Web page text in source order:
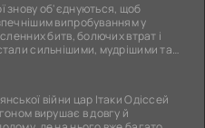
знову об'єднуються, щоб
випробуванням у
битв, болючих втрат і
сильнішими, мудрішими та
війни цар Ітаки Одіссей
вирушає в довгу й